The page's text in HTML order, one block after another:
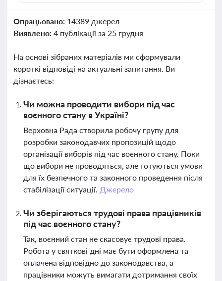
Опрацьовано: 14389 джерел
Виявлено: 4 публікації за 25 грудня
На основі зібраних матеріалів ми сформували
короткі відповіді на актуальні запитання. Ви
дізнаєтесь:
Чи можна проводити вибори під час
воєнного стану в Україні?
Верховна Рада створила робочу групу для
розробки законодавчих пропозицій щодо
організації виборів під час воєнного стану. Поки
що вибори не проводяться, але готуються умови
для їх безпечного та законного проведення після
стабілізації ситуації. Джерело
Чи зберігаються трудові права працівників
під час воєнного стану?
Так, воєнний стан не скасовує трудові права.
Робота у святкові дні має бути оформлена та
оплачена відповідно до законодавства, а
працівники можуть вимагати дотримання своїх